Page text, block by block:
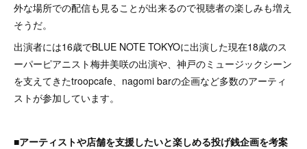
外な場所での配信も見ることが出来るので視聴者の楽しみも増え
そうだ。
出演者には16歳でBLUE NOTE TOKYOに出演した現在18歳のス
ーパーピアニスト梅井美咲の出演や、神戸のミュージックシーン
を支えてきたtroopcafe、nagomi barの企画など多数のアーティ
ストが参加しています。
■アーティストや店舗を支援したいと楽しめる投げ銭企画を考案